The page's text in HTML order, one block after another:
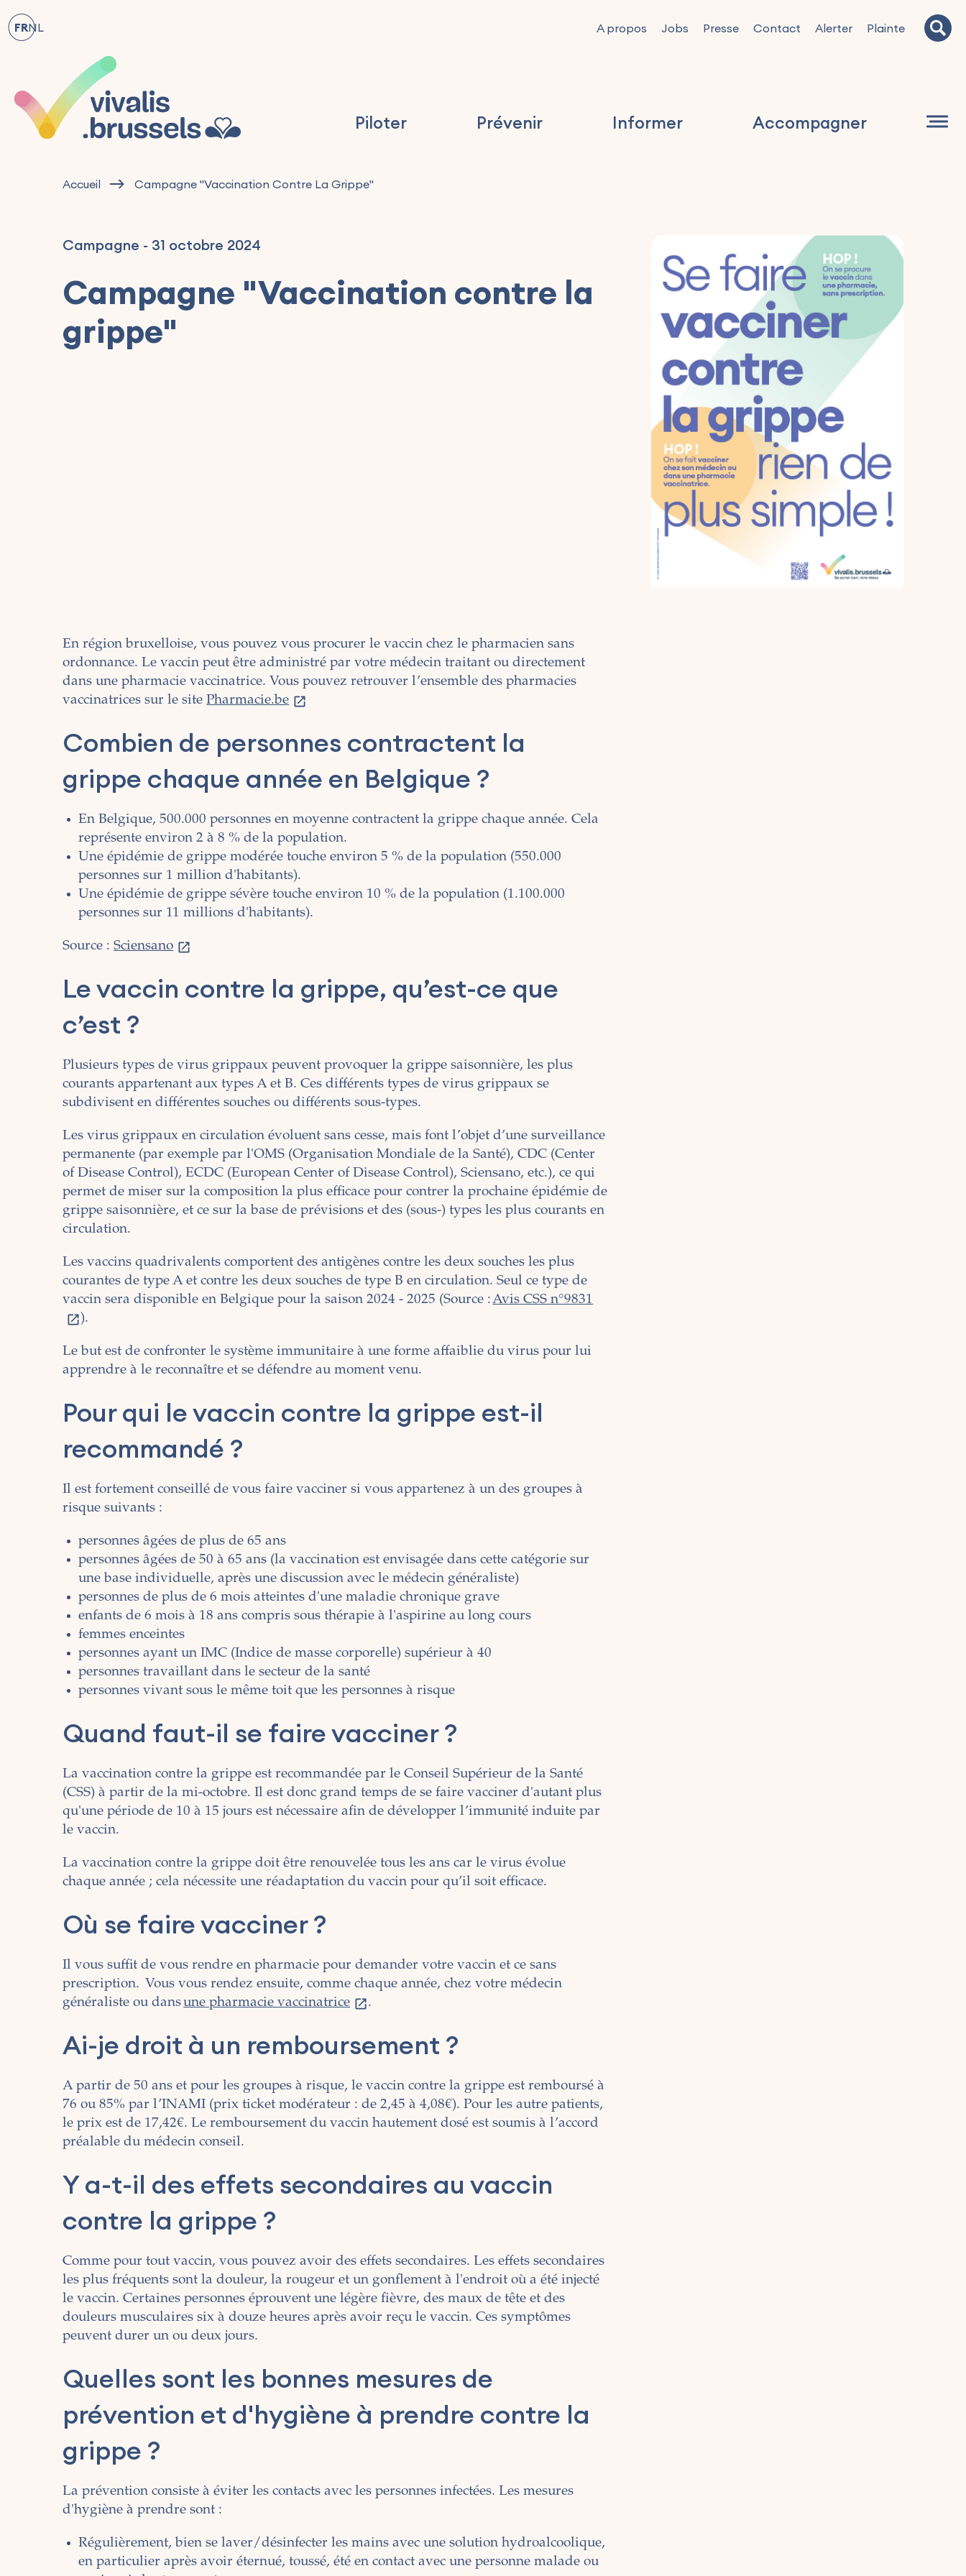
FRNL A propos Jobs Presse Contact Alerter Plainte
Piloter Prévenir Informer Accompagner
Accueil Campagne "Vaccination Contre La Grippe"
Campagne - 31 octobre 2024
Campagne "Vaccination contre la
grippe"
En région bruxelloise, vous pouvez vous procurer le vaccin chez le pharmacien sans
ordonnance. Le vaccin peut être administré par votre médecin traitant ou directement
dans une pharmacie vaccinatrice. Vous pouvez retrouver l’ensemble des pharmacies
vaccinatrices sur le sitePharmacie.be
Combien de personnes contractent la
grippe chaque année en Belgique ?
En Belgique, 500.000 personnes en moyenne contractent la grippe chaque année. Cela
représente environ 2 à 8 % de la population.
Une épidémie de grippe modérée touche environ 5 % de la population (550.000
personnes sur 1 million d'habitants).
Une épidémie de grippe sévère touche environ 10 % de la population (1.100.000
personnes sur 11 millions d'habitants).
Source :Sciensano
Le vaccin contre la grippe, qu’est-ce que
c’est ?
Plusieurs types de virus grippaux peuvent provoquer la grippe saisonnière, les plus
courants appartenant aux types A et B. Ces différents types de virus grippaux se
subdivisent en différentes souches ou différents sous-types.
Les virus grippaux en circulation évoluent sans cesse, mais font l’objet d’une surveillance
permanente (par exemple par l'OMS (Organisation Mondiale de la Santé), CDC (Center
of Disease Control), ECDC (European Center of Disease Control), Sciensano, etc.), ce qui
permet de miser sur la composition la plus efficace pour contrer la prochaine épidémie de
grippe saisonnière, et ce sur la base de prévisions et des (sous-) types les plus courants en
circulation.
Les vaccins quadrivalents comportent des antigènes contre les deux souches les plus
courantes de type A et contre les deux souches de type B en circulation. Seul ce type de
vaccin sera disponible en Belgique pour la saison 2024 - 2025 (Source :Avis CSSn°9831
).
Le but est de confronter le système immunitaire à une forme affaiblie du virus pour lui
apprendre à le reconnaître et se défendre au moment venu.
Pour qui le vaccin contre la grippe est-il
recommandé ?
Il est fortement conseillé de vous faire vacciner si vous appartenez à un des groupes à
risque suivants :
personnes âgées de plus de 65 ans
personnes âgées de 50 à 65 ans (la vaccination est envisagée dans cette catégorie sur
une base individuelle, après une discussion avec le médecin généraliste)
personnes de plus de 6 mois atteintes d'une maladie chronique grave
enfants de 6 mois à 18 ans compris sous thérapie à l'aspirine au long cours
femmes enceintes
personnes ayant un IMC (Indice de masse corporelle) supérieur à 40
personnes travaillant dans le secteur de la santé
personnes vivant sous le même toit que les personnes à risque
Quand faut-il se faire vacciner ?
La vaccination contre la grippe est recommandée par le Conseil Supérieur de la Santé
(CSS) à partir de la mi-octobre. Il est donc grand temps de se faire vacciner d'autant plus
qu'une période de 10 à 15 jours est nécessaire afin de développer l’immunité induite par
le vaccin.
La vaccination contre la grippe doit être renouvelée tous les ans car le virus évolue
chaque année ; cela nécessite une réadaptation du vaccin pour qu’il soit efficace.
Où se faire vacciner ?
Il vous suffit de vous rendre en pharmacie pour demander votre vaccin et ce sans
prescription. Vous vous rendez ensuite, comme chaque année, chez votre médecin
généraliste ou dansune pharmacievaccinatrice .
Ai-je droit à un remboursement ?
A partir de 50 ans et pour les groupes à risque, le vaccin contre la grippe est remboursé à
76 ou 85% par l’INAMI (prix ticket modérateur : de 2,45 à 4,08€). Pour les autre patients,
le prix est de 17,42€. Le remboursement du vaccin hautement dosé est soumis à l’accord
préalable du médecin conseil.
Y a-t-il des effets secondaires au vaccin
contre la grippe ?
Comme pour tout vaccin, vous pouvez avoir des effets secondaires. Les effets secondaires
les plus fréquents sont la douleur, la rougeur et un gonflement à l'endroit où a été injecté
le vaccin. Certaines personnes éprouvent une légère fièvre, des maux de tête et des
douleurs musculaires six à douze heures après avoir reçu le vaccin. Ces symptômes
peuvent durer un ou deux jours.
Quelles sont les bonnes mesures de
prévention et d'hygiène à prendre contre la
grippe ?
La prévention consiste à éviter les contacts avec les personnes infectées. Les mesures
d'hygiène à prendre sont :
Régulièrement, bien se laver/désinfecter les mains avec une solution hydroalcoolique,
en particulier après avoir éternué, toussé, été en contact avec une personne malade ou